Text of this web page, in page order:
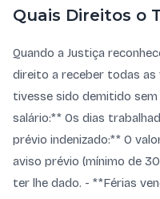
Quais Direitos o
Quando a Justiça
direito a receber todas
tivesse sido demitido sem
salário:** Os dias
prévio indenizado:** O
aviso prévio (mínimo de
ter lhe dado. - **Férias